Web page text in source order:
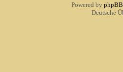
Powered by phpBB
Deutsche